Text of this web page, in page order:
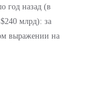
год назад (в
млрд): за
выражении на